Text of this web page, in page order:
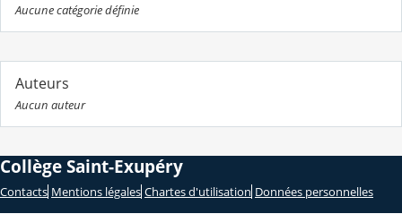
Aucune catégorie définie
Auteurs
Aucun auteur
Collège Saint-Exupéry
Contacts Mentions légales Chartes d'utilisation Données personnelles